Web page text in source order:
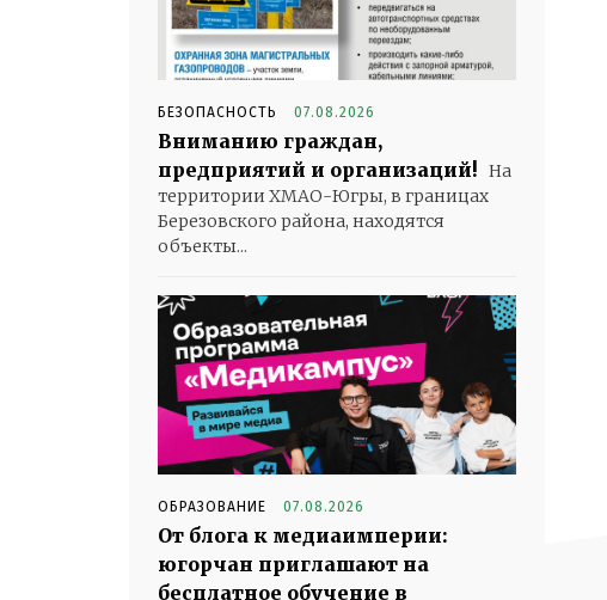
БЕЗОПАСНОСТЬ 07.08.2026
Вниманию граждан,
предприятий и организаций! На
территории ХМАО-Югры, в границах
Березовского района, находятся
объекты...
ОБРАЗОВАНИЕ 07.08.2026
От блога к медиаимперии:
югорчан приглашают на
бесплатное обучение в